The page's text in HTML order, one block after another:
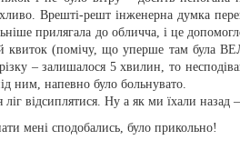
Врешті-решт інженерна думка
прилягала до обличча, і це
квиток (помічу, що уперше там була
– залишалося 5 хвилин, то
ним, напевно було больнувато.
відсиплятися. Ну а як ми їхали назад
мені сподобались, було прикольно!